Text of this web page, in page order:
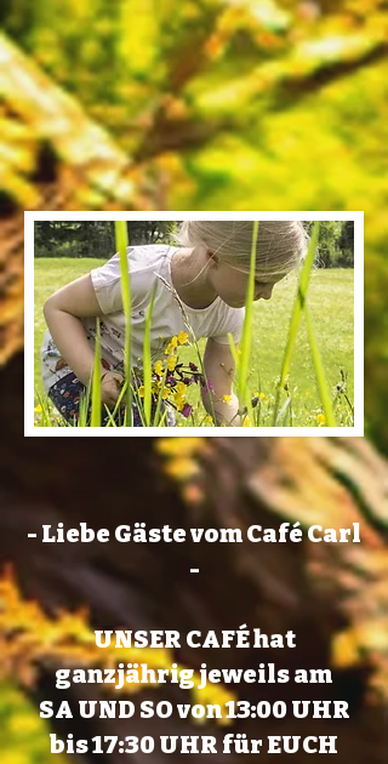
- Liebe Gäste vom Café Carl
-
UNSER CAFÉ hat
ganzjährig jeweils am
SA UND SO von 13:00 UHR
bis 17:30 UHR für EUCH